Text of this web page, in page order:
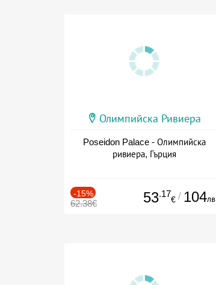
Олимпийска Ривиера
Poseidon Palace - Олимпийска
ривиера, Гърция
-15%
62.38€ 53.17
€ / 104лв.